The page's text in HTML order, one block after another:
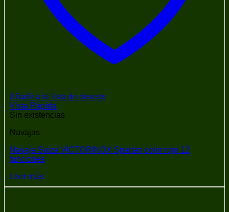
Añadir a la lista de deseos
Vista Rápida
Sin existencias
Navajas
Navaja Suiza VICTORINOX Spartan color rojo 12
funciones
Leer más